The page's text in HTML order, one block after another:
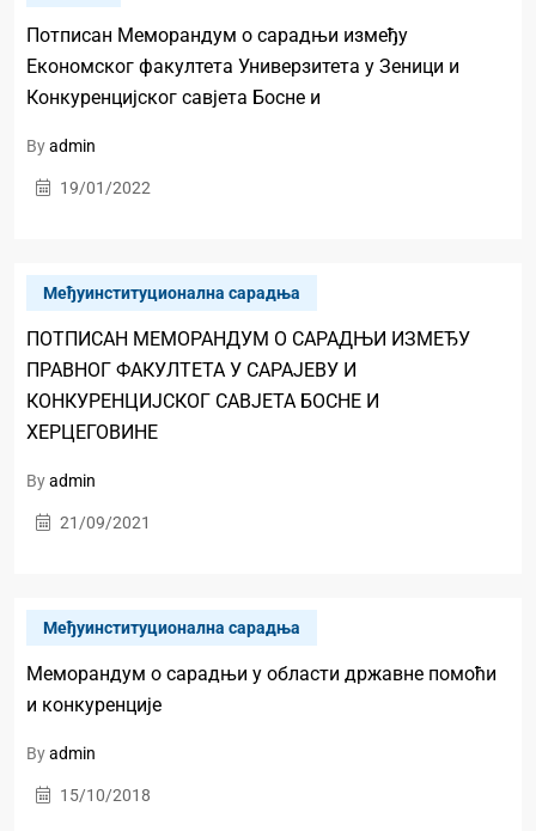
Потписан Меморандум о сарадњи између
Економског факултета Универзитета у Зеници и
Конкуренцијског савјета Босне и
Byadmin
19/01/2022
Међуинституционална сарадња
ПОТПИСАН МЕМОРАНДУМ О САРАДЊИ ИЗМЕЂУ
ПРАВНОГ ФАКУЛТЕТА У САРАЈЕВУ И
КОНКУРЕНЦИЈСКОГ САВЈЕТА БОСНЕ И
ХЕРЦЕГОВИНЕ
Byadmin
21/09/2021
Међуинституционална сарадња
Меморандум о сарадњи у области државне помоћи
и конкуренције
Byadmin
15/10/2018